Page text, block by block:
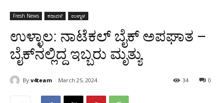
Fresh News ಕರಾವಳಿ ಉಳ್ಳಾಳ
ಉಳ್ಳಾಲ: ನಾಟೆಕಲ್ ಬೈಕ್ ಅಪಘಾತ –
ಬೈಕ್‌ನಲ್ಲಿದ್ದ ಇಬ್ಬರು ಮೃತ್ಯು
By v4team March 25, 2024 0
34